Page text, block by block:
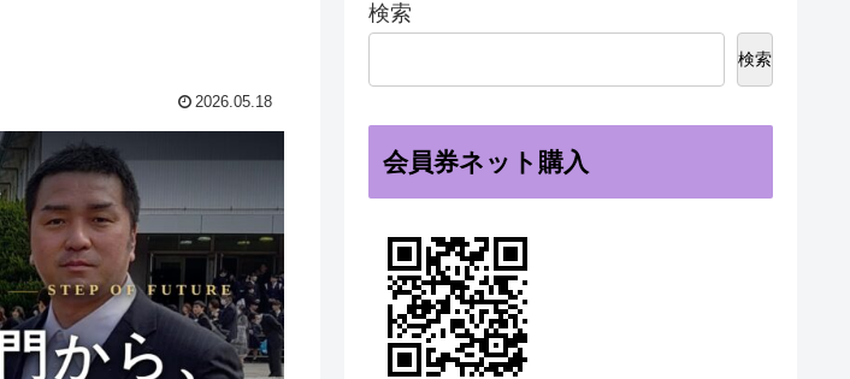
2026.05.18
検索
検索
会員券ネット購入